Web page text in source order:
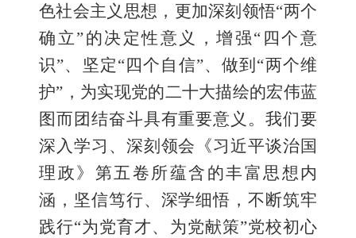
色社会主义思想，更加深刻领悟“两个
确立”的决定性意义，增强“四个意
识”、坚定“四个自信”、做到“两个维
护”，为实现党的二十大描绘的宏伟蓝
图而团结奋斗具有重要意义。我们要
深入学习、深刻领会《习近平谈治国
理政》第五卷所蕴含的丰富思想内
涵，坚信笃行、深学细悟，不断筑牢
践行“为党育才、为党献策”党校初心